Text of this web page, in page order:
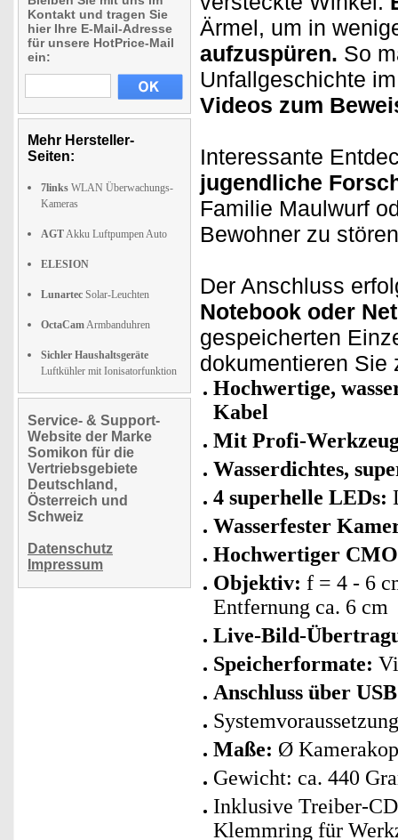
Kontakt und tragen Sie
hier Ihre E-Mail-Adresse
für unsere HotPrice-Mail
ein:
Mehr Hersteller-
Seiten:
7links WLAN Überwachungs-
Kameras
AGTAkku Luftpumpen Auto
ELESION
Lunartec Solar-Leuchten
OctaCamArmbanduhren
Sichler Haushaltsgeräte
Luftkühler mit Ionisatorfunktion
Service- & Support-
Website der Marke
Somikon für die
Vertriebsgebiete
Deutschland,
Österreich und
Schweiz
Datenschutz
Impressum
Ärmel, um in
aufzuspüren. So
Unfallgeschichte
Videos zum
Interessante
jugendliche
Familie Maulwurf
Bewohner zu
Der Anschluss
Notebook oder
gespeicherten
dokumentieren Sie
Hochwertige,
Kabel
Mit Profi-
Wasserdichtes,
4 superhelle LEDs:
Wasserfester
Hochwertiger
Objektiv: f = 4 - 6
Entfernung ca. 6 cm
Live-Bild-
Speicherformate:
Anschluss über
Maße: Ø
Gewicht: ca. 440
Inklusive Treiber-
Klemmring für